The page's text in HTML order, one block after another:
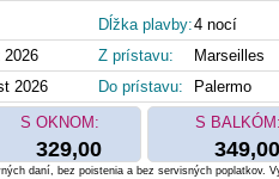
2026
2026
Dĺžka plavby:4 nocí
Z prístavu:
Marseilles
Do prístavu:
Palermo
S OKNOM:
329,00
S BALKÓM:
349,00
daní, bez poistenia a bez servisných poplatkov.